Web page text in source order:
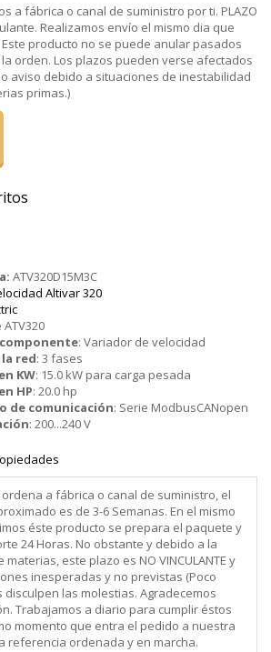
a fábrica o canal de suministro por ti. PLAZO
Realizamos envío el mismo dia que
producto no se puede anular pasados
orden. Los plazos pueden verse afectados
aviso debido a situaciones de inestabilidad
primas.)
ATV320D15M3C
Altivar 320
: Variador de velocidad
red: 3 fases
KW: 15.0 kW para carga pesada
HP: 20.0 hp
de comunicación: Serie ModbusCANopen
: 200...240 V
a fábrica o canal de suministro, el
es de 3-6 Semanas. En el mismo
éste producto se prepara el paquete y
24 Horas. No obstante y debido a la
este plazo es NO VINCULANTE y
inesperadas y no previstas (Poco
disculpen las molestias. Agradecemos
Trabajamos a diario para cumplir éstos
momento que entra el pedido a nuestra
referencia ordenada y en marcha.